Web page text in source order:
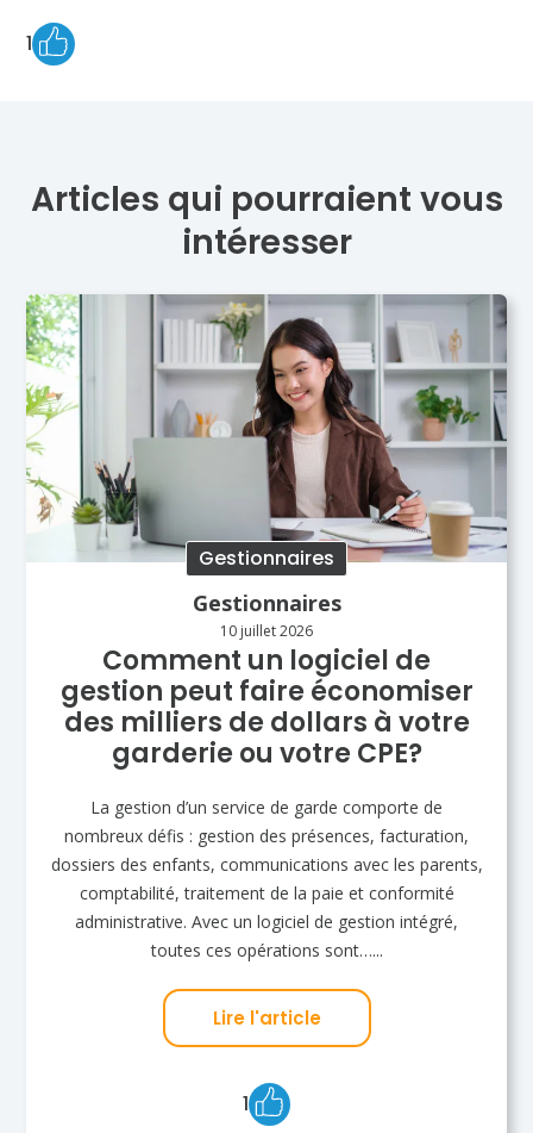
1
Articles qui pourraient vous
intéresser
Gestionnaires
Gestionnaires
10 juillet 2026
Comment un logiciel de
gestion peut faire économiser
des milliers de dollars à votre
garderie ou votre CPE?
La gestion d’un service de garde comporte de
nombreux défis : gestion des présences, facturation,
dossiers des enfants, communications avec les parents,
comptabilité, traitement de la paie et conformité
administrative. Avec un logiciel de gestion intégré,
toutes ces opérations sont…...
Lire l'article
1